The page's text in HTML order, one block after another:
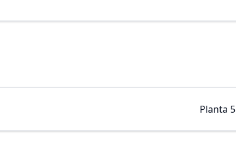
Planta 5